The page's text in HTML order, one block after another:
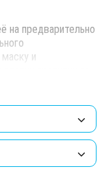
на предварительно
и
and Nasturtium
castor oil,
Parfum.